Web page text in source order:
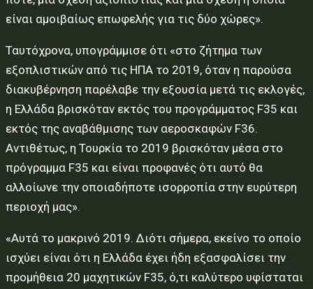
είναι αμοιβαίως επωφελής για τις δύο χώρες».
Ταυτόχρονα, υπογράμμισε ότι «στο ζήτημα των
εξοπλιστικών από τις ΗΠΑ το 2019, όταν η παρούσα
διακυβέρνηση παρέλαβε την εξουσία μετά τις εκλογές,
η Ελλάδα βρισκόταν εκτός του προγράμματος F35 και
εκτός της αναβάθμισης των αεροσκαφών F36.
Αντιθέτως, η Τουρκία το 2019 βρισκόταν μέσα στο
πρόγραμμα F35 και είναι προφανές ότι αυτό θα
αλλοίωνε την οποιαδήποτε ισορροπία στην ευρύτερη
περιοχή μας».
«Αυτά το μακρινό 2019. Διότι σήμερα, εκείνο το οποίο
ισχύει είναι ότι η Ελλάδα έχει ήδη εξασφαλίσει την
προμήθεια 20 μαχητικών F35, ό,τι καλύτερο υφίσταται